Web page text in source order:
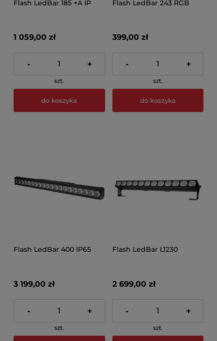
Flash LedBar 185 +A IP
1 059,00 zł
- +
szt.
do koszyka
Flash LedBar 243 RGB
399,00 zł
- +
szt.
do koszyka
Flash LedBar 400 IP65
3 199,00 zł
- +
szt.
Flash LedBar L1230
2 699,00 zł
- +
szt.